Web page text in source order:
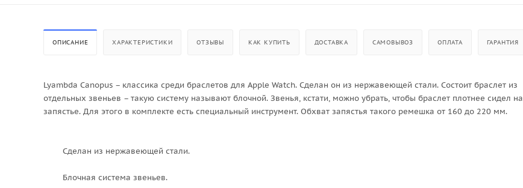
ОПИСАНИЕ ХАРАКТЕРИСТИКИ ОТЗЫВЫ КАК КУПИТЬ ДОСТАВКА САМОВЫВОЗ ОПЛАТА ГАРАНТИЯ
Lyambda Canopus – классика среди браслетов для Apple Watch. Сделан он из нержавеющей стали. Состоит браслет из
отдельных звеньев – такую систему называют блочной. Звенья, кстати, можно убрать, чтобы браслет плотнее сидел на
запястье. Для этого в комплекте есть специальный инструмент. Обхват запястья такого ремешка от 160 до 220 мм.
Сделан из нержавеющей стали.
Блочная система звеньев.